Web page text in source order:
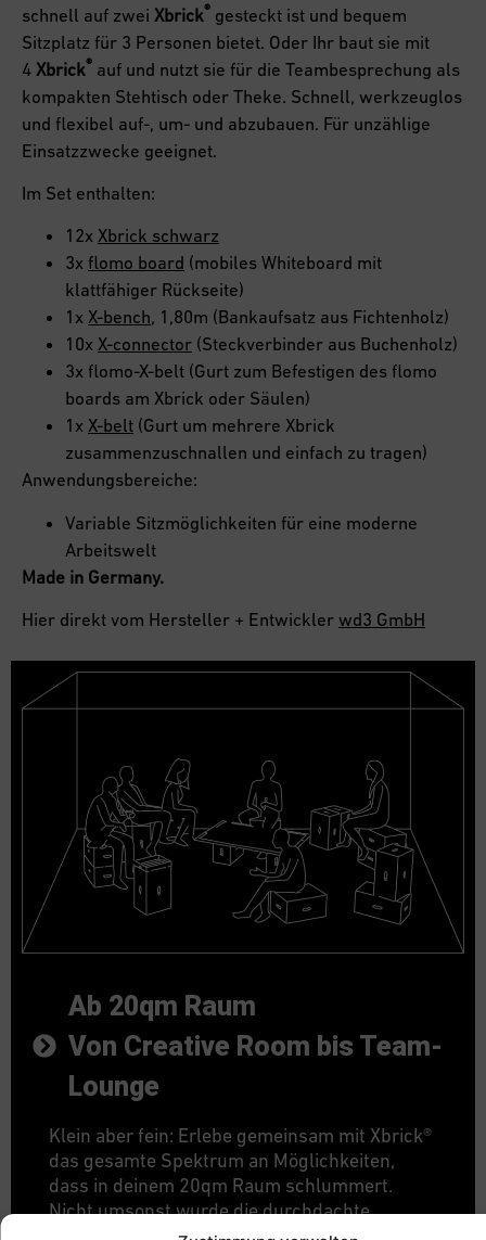
schnell auf zwei Xbrick® gesteckt ist und bequem
Sitzplatz für 3 Personen bietet. Oder Ihr baut sie mit
4 Xbrick® auf und nutzt sie für die Teambesprechung als
kompakten Stehtisch oder Theke. Schnell, werkzeuglos
und flexibel auf-, um- und abzubauen. Für unzählige
Einsatzzwecke geeignet.
Im Set enthalten:
12x Xbrick schwarz
3x flomo board (mobiles Whiteboard mit
klattfähiger Rückseite)
1x X-bench, 1,80m (Bankaufsatz aus Fichtenholz)
10x X-connector (Steckverbinder aus Buchenholz)
3x flomo-X-belt (Gurt zum Befestigen des flomo
boards am Xbrick oder Säulen)
1x X-belt (Gurt um mehrere Xbrick
zusammenzuschnallen und einfach zu tragen)
Anwendungsbereiche:
Variable Sitzmöglichkeiten für eine moderne
Arbeitswelt
Made in Germany.
Hier direkt vom Hersteller + Entwickler wd3 GmbH
Ab 20qm Raum
Von Creative Room bis Team-
Lounge
Klein aber fein: Erlebe gemeinsam mit Xbrick®
das gesamte Spektrum an Möglichkeiten,
dass in deinem 20qm Raum schlummert.
Nicht umsonst wurde die durchdachte
Gestaltung des Xbrick® von der Jury des